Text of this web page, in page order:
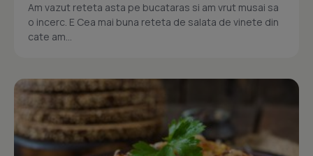
Am vazut reteta asta pe bucataras si am vrut musai sa
o incerc. E Cea mai buna reteta de salata de vinete din
cate am...